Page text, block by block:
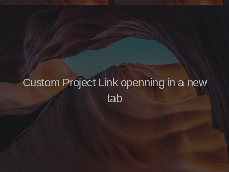
Custom Project Link openning in a new
tab